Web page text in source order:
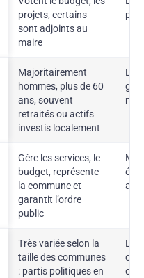
projets, certains
sont adjoints au
maire
Majoritairement
hommes, plus de 60
ans, souvent
retraités ou actifs
investis localement
Le
Gère les services, le
budget, représente
la commune et
garantit l’ordre
public
Très variée selon la
taille des communes
: partis politiques en
Les